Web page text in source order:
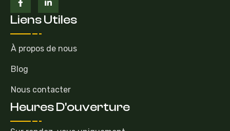
Liens Utiles
À propos de nous
Blog
Nous contacter
Heures D'ouverture